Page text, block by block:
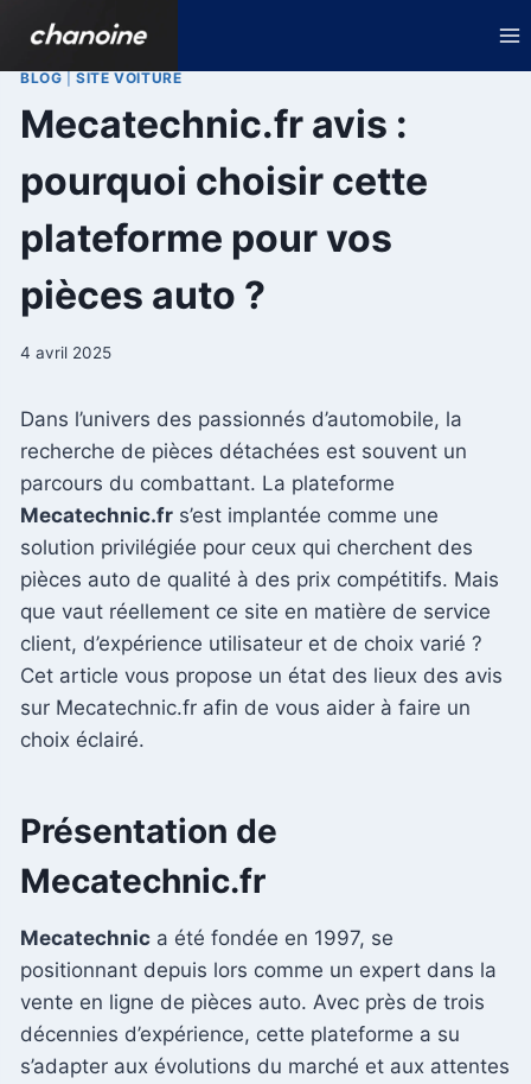
contenu
BLOG |SITE VOITURE
Mecatechnic.fr avis :
pourquoi choisir cette
plateforme pour vos
pièces auto ?
4 avril 2025
Dans l’univers des passionnés d’automobile, la
recherche de pièces détachées est souvent un
parcours du combattant. La plateforme
Mecatechnic.fr s’est implantée comme une
solution privilégiée pour ceux qui cherchent des
pièces auto de qualité à des prix compétitifs. Mais
que vaut réellement ce site en matière de service
client, d’expérience utilisateur et de choix varié ?
Cet article vous propose un état des lieux des avis
sur Mecatechnic.fr afin de vous aider à faire un
choix éclairé.
Présentation de
Mecatechnic.fr
Mecatechnic a été fondée en 1997, se
positionnant depuis lors comme un expert dans la
vente en ligne de pièces auto. Avec près de trois
décennies d’expérience, cette plateforme a su
s’adapter aux évolutions du marché et aux attentes